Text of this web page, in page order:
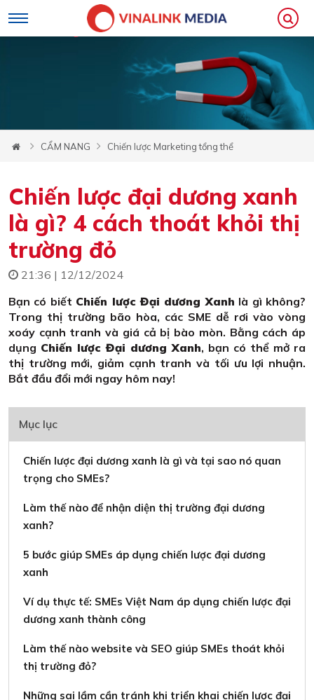
CẨM NANG Chiến lược Marketing tổng thể
Chiến lược đại dương xanh
là gì? 4 cách thoát khỏi thị
trường đỏ
21:36 | 12/12/2024
Bạn có biết Chiến lược Đại dương Xanh là gì không?
Trong thị trường bão hòa, các SME dễ rơi vào vòng
xoáy cạnh tranh và giá cả bị bào mòn. Bằng cách áp
dụng Chiến lược Đại dương Xanh, bạn có thể mở ra
thị trường mới, giảm cạnh tranh và tối ưu lợi nhuận.
Bắt đầu đổi mới ngay hôm nay!
Mục lục
Chiến lược đại dương xanh là gì và tại sao nó quan
trọng cho SMEs?
Làm thế nào để nhận diện thị trường đại dương
xanh?
5 bước giúp SMEs áp dụng chiến lược đại dương
xanh
Ví dụ thực tế: SMEs Việt Nam áp dụng chiến lược đại
dương xanh thành công
Làm thế nào website và SEO giúp SMEs thoát khỏi
thị trường đỏ?
Những sai lầm cần tránh khi triển khai chiến lược đại